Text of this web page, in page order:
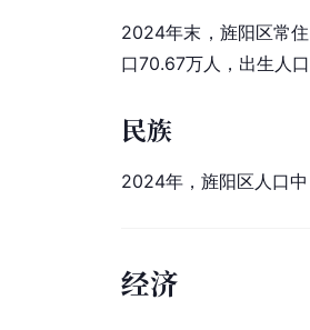
2024年末，旌阳区常
口70.67万人，出生人
民族
2024年，旌阳区人口
经济